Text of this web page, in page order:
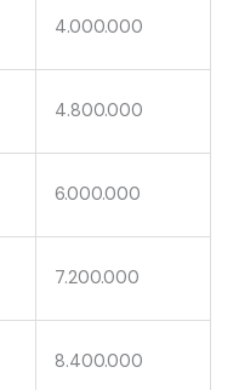
4.000.000
4.800.000
6.000.000
7.200.000
8.400.000